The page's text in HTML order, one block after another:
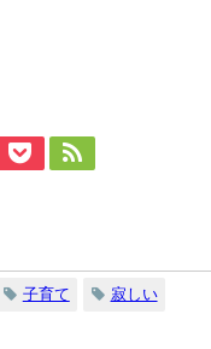
子育て 寂しい